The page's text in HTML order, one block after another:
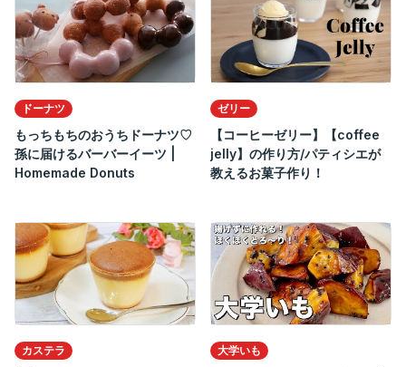
ドーナツ
もっちもちのおうちドーナツ♡
孫に届けるバーバーイーツ |
Homemade Donuts
ゼリー
【コーヒーゼリー】【coffee
jelly】の作り方/パティシエが
教えるお菓子作り！
カステラ 大学いも